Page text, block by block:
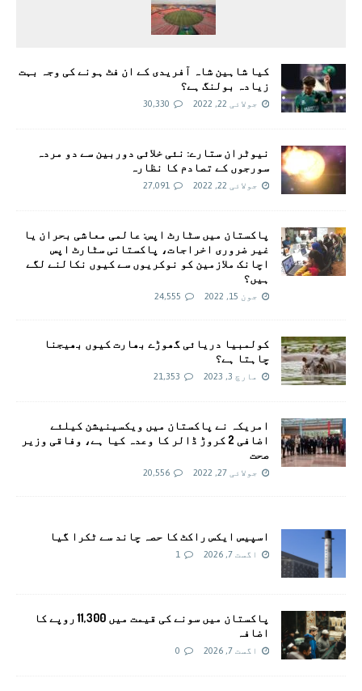
کیا شاہین شاہ آفریدی کے ان فٹ ہونے کی وجہ بہت
زیادہ بولنگ ہے؟
جولائی 22, 2022 30,330
نیوٹران ستارے: نئی خلائی دوربین سے دو مردہ
سورجوں کے تصادم کا نظارہ
جولائی 22, 2022 27,091
پاکستان میں سٹارٹ اپس: عالمی معاشی بحران یا
غیر ضروری اخراجات، پاکستانی سٹارٹ اپس
اچانک ملازمین کو نوکریوں سے کیوں نکالنے لگے
ہیں؟
جون 15, 2022 24,555
کولمبیا دریائی گھوڑے بھارت کیوں بھیجنا
چاہتا ہے؟
مارچ 3, 2023 21,353
امريکہ نے پاکستان میں ویکسینیشن کیلئے
اضافی 2 کروڑ ڈالر کا وعدہ کیا ہے، وفاقی وزیر
صحت
جولائی 27, 2022 20,556
اسپیس ایکس راکٹ کا حصہ چاند سے ٹکرا گیا
اگست 7, 2026 1
پاکستان میں سونے کی قیمت میں 11,300 روپے کا
اضافہ
اگست 7, 2026 0